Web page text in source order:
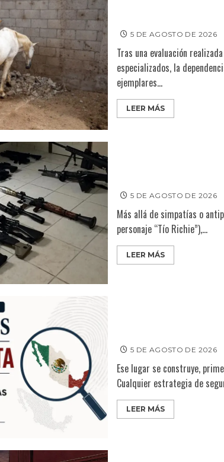
5 DE AGOSTO DE 2026
Tras una evaluación
especializados, la
ejemplares...
LEER MÁS
5 DE AGOSTO DE 2026
Más allá de simpatías o
personaje “Tío Richie”),...
LEER MÁS
5 DE AGOSTO DE 2026
Ese lugar se construye,
Cualquier estrategia de
LEER MÁS